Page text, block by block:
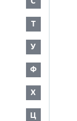
Т
У
Ф
Х
Ц